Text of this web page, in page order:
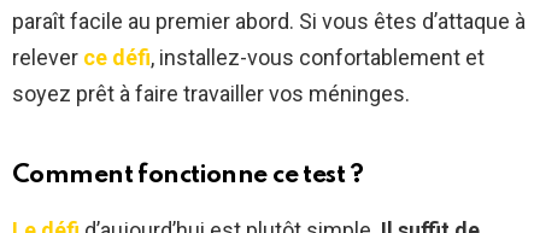
paraît facile au premier abord. Si vous êtes d’attaque à
relever ce défi, installez-vous confortablement et
soyez prêt à faire travailler vos méninges.
Comment fonctionne ce test ?